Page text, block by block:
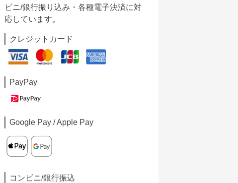
ビニ/銀行振り込み・各種電子決済に対
応しています。
クレジットカード
PayPay
Google Pay / Apple Pay
コンビニ/銀行振込